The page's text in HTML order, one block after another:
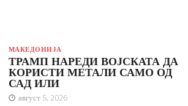
МАКЕДОНИЈА
ТРАМП НАРЕДИ ВОЈСКАТА ДА
КОРИСТИ МЕТАЛИ САМО ОД
САД ИЛИ
август 5, 2026